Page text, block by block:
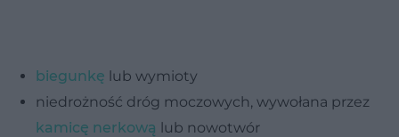
biegunkę lub wymioty
niedrożność dróg moczowych, wywołana przez
kamicę nerkową lub nowotwór